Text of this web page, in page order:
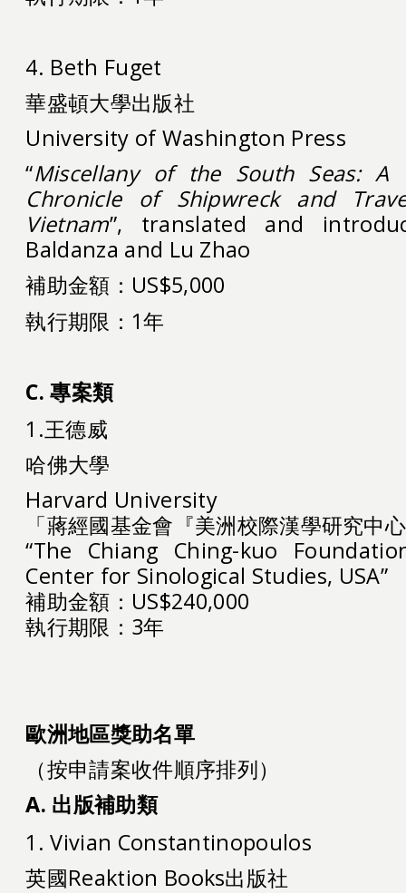
4. Beth Fuget
華盛頓大學出版社
University of Washington Press
“Miscellany of the South Seas: A
Chronicle of Shipwreck and
Vietnam”, translated and
Baldanza and Lu Zhao
補助金額：US$5,000
執行期限：1年
C.專案類
1.王德威
哈佛大學
Harvard University
「蔣經國基金會『美洲校際漢學研究中
“The Chiang Ching-kuo
Center for Sinological Studies, USA”
補助金額：US$240,000
執行期限：3年
歐洲地區獎助名單
（按申請案收件順序排列）
A. 出版補助類
1. Vivian Constantinopoulos
英國Reaktion Books出版社